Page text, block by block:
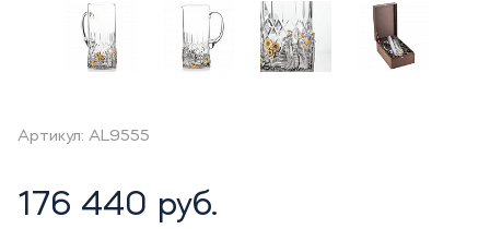
Артикул: AL9555
176 440 руб.